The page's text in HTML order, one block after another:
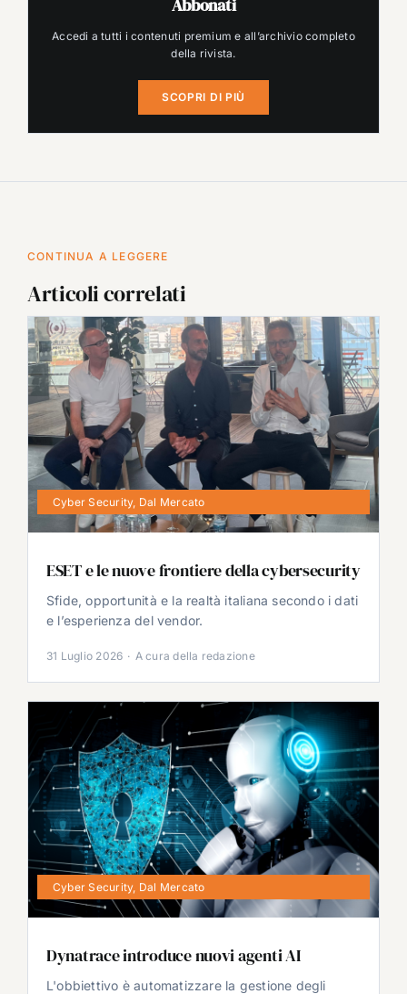
Abbonati
Accedi a tutti i contenuti premium e all’archivio completo
della rivista.
SCOPRI DI PIÙ
CONTINUA A LEGGERE
Articoli correlati
Cyber Security, Dal Mercato
ESET e le nuove frontiere della cybersecurity
Sfide, opportunità e la realtà italiana secondo i dati
e l’esperienza del vendor.
31 Luglio 2026 · A cura della redazione
Cyber Security, Dal Mercato
Dynatrace introduce nuovi agenti AI
L'obbiettivo è automatizzare la gestione degli